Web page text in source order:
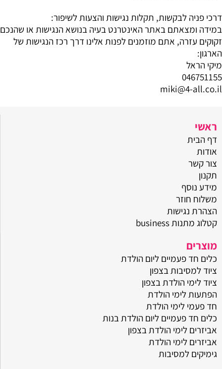
דרכי פניה לבקשות, תקלות נגישות והצעות לשיפור:
במידה ומצאתם באתר האינטרנט בעיה בנושא הנגישות או שהנכם
זקוקים עזרה, אתם מוזמנים לפנות אלינו דרך רכז הנגישות של
הארגון:
מיקי הראל
046751155
miki@4-all.co.il
ראשי
דף הבית
אודות
צור קשר
תקנון
מידע נוסף
משלוח חוזר
הצהרת נגישות
קטלוג מתנות business
מוצרים
כלים חד פעמיים ליום הולדת
ציוד למסיבות בצפון
ציוד לימי הולדת בצפון
הפתעות לימי הולדת
חד פעמי לימי הולדת
כלים חד פעמיים ליום הולדת בנות
אביזרים לימי הולדת בצפון
אביזרים לימי הולדת
גימיקים למסיבות